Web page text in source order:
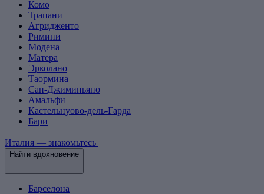
Комо
Трапани
Агридженто
Римини
Модена
Матера
Эрколано
Таормина
Сан-Джиминьяно
Амальфи
Кастельнуово-дель-Гарда
Бари
Италия — знакомьтесь
Найти вдохновение
Барселона